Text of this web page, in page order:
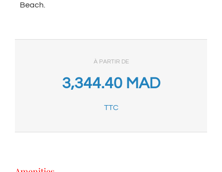
Beach.
À PARTIR DE
3,344.40 MAD
TTC